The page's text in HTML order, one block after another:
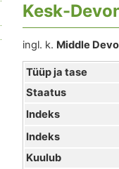
Kesk-
ingl. k. Middle
Tüüp ja tase
Staatus
Indeks
Indeks
Kuulub